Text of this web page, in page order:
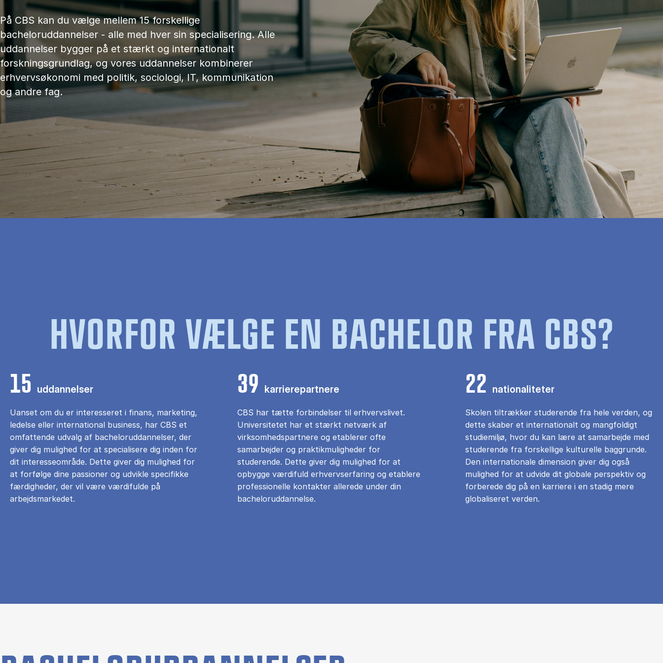
På CBS kan du vælge mellem 15 forskellige
bacheloruddannelser - alle med hver sin specialisering. Alle
uddannelser bygger på et stærkt og internationalt
forskningsgrundlag, og vores uddannelser kombinerer
erhvervsøkonomi med politik, sociologi, IT, kommunikation
og andre fag.
HVORFOR VÆLGE EN BACHELOR FRA CBS?
15 uddannelser
Uanset om du er interesseret i finans, marketing,
ledelse eller international business, har CBS et
omfattende udvalg af bacheloruddannelser, der
giver dig mulighed for at specialisere dig inden for
dit interesseområde. Dette giver dig mulighed for
at forfølge dine passioner og udvikle specifikke
færdigheder, der vil være værdifulde på
arbejdsmarkedet.
39 karrierepartnere
CBS har tætte forbindelser til erhvervslivet.
Universitetet har et stærkt netværk af
virksomhedspartnere og etablerer ofte
samarbejder og praktikmuligheder for
studerende. Dette giver dig mulighed for at
opbygge værdifuld erhvervserfaring og etablere
professionelle kontakter allerede under din
bacheloruddannelse.
22 nationaliteter
Skolen tiltrækker studerende fra hele verden, og
dette skaber et internationalt og mangfoldigt
studiemiljø, hvor du kan lære at samarbejde med
studerende fra forskellige kulturelle baggrunde.
Den internationale dimension giver dig også
mulighed for at udvide dit globale perspektiv og
forberede dig på en karriere i en stadig mere
globaliseret verden.